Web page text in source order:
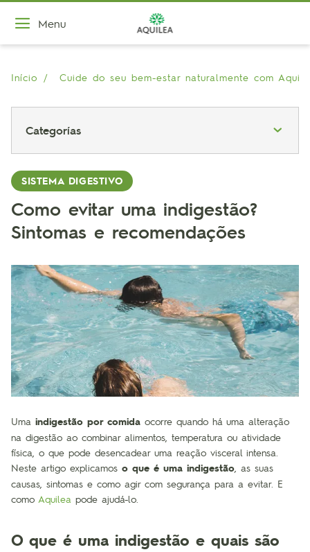
Menu
Início Cuide do seu bem-estar naturalmente com
SISTEMA DIGESTIVO
Como evitar uma indigestão?
Sintomas e recomendações
Uma indigestão por comida ocorre quando há uma alteração
na digestão ao combinar alimentos, temperatura ou atividade
física, o que pode desencadear uma reação visceral intensa.
Neste artigo explicamos o que é uma indigestão , as suas
causas, sintomas e como agir com segurança para a evitar. E
como Aquilea pode ajudá-lo.
O que é uma indigestão e quais são
Categorías